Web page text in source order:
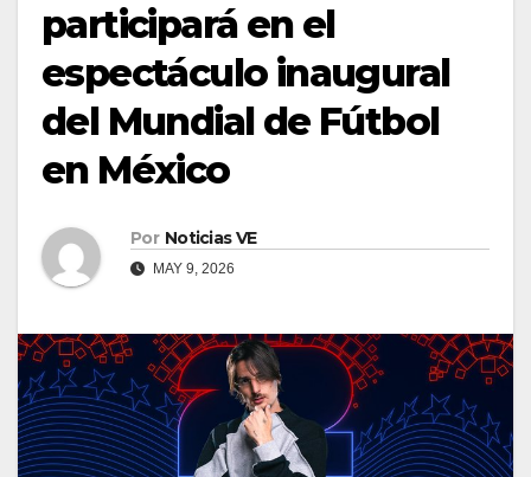
participará en el
espectáculo inaugural
del Mundial de Fútbol
en México
Por Noticias VE
MAY 9, 2026